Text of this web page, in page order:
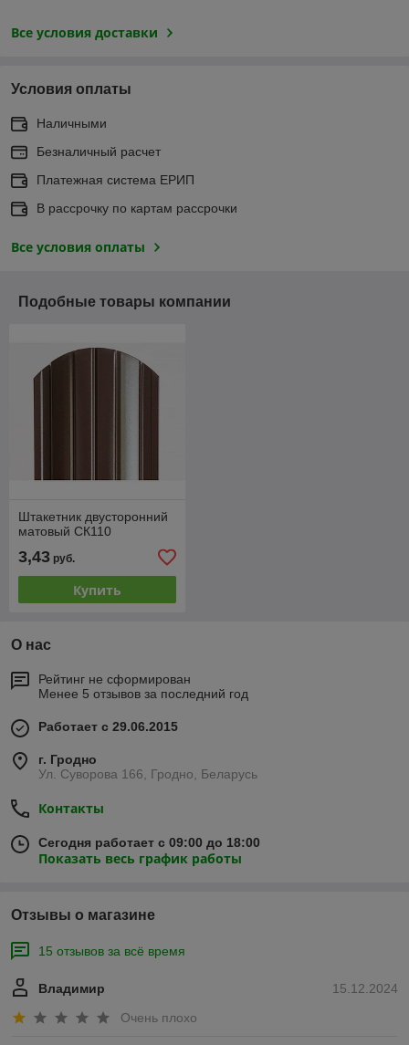
Все условия доставки
Условия оплаты
Наличными
Безналичный расчет
Платежная система ЕРИП
В рассрочку по картам рассрочки
Все условия оплаты
Подобные товары компании
Штакетник двусторонний
матовый СК110
3,43 руб.
Купить
О нас
Рейтинг не сформирован
Менее 5 отзывов за последний год
Работает с 29.06.2015
г. Гродно
Ул. Суворова 166, Гродно, Беларусь
Контакты
Сегодня работает с 09:00 до 18:00
Показать весь график работы
Отзывы о магазине
15 отзывов за всё время
15.12.2024
Владимир
Очень плохо